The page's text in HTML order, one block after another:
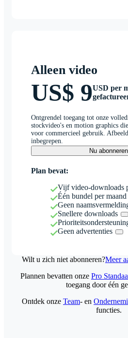
Alleen video
US$ 9USD per
Ontgrendel toegang tot onze
stockvideo's en motion graphics
voor commercieel gebruik.
inbegrepen.
Nu abonneren
Plan bevat:
Vijf video-downloads
Één bundel per maand
Geen
Snellere downloads
Geen advertenties
Wilt u zich niet abonneren?Meer
Plannen bevatten onze Pro
toegang door één
Ontdek onze Team- en
functies.